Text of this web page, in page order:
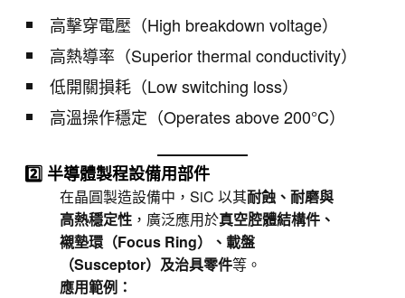
高擊穿電壓（High breakdown voltage）
高熱導率（Superior thermal conductivity）
低開關損耗（Low switching loss）
高溫操作穩定（Operates above 200°C）
2️⃣ 半導體製程設備用部件
在晶圓製造設備中，SiC 以其耐蝕、耐磨與
高熱穩定性 ，廣泛應用於真空腔體結構件、
襯墊環（Focus Ring）、載盤
（Susceptor）及治具零件等。
應用範例：